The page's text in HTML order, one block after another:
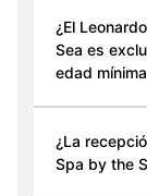
¿El
Sea es
edad
¿La
Spa by the